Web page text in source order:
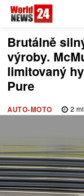
Brutálně
výroby.
limitovaný
Pure
AUTO-MOTO 2